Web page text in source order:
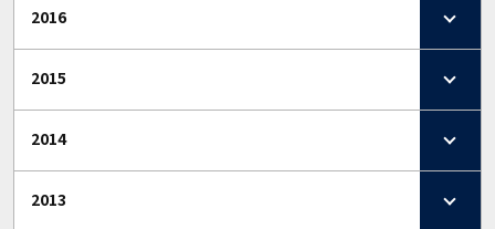
2016
2015
2014
2013